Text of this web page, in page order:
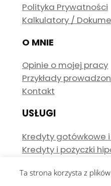
Polityka Prywatności
Kalkulatory /
O MNIE
Opinie o mojej pracy
Przykłady
Kontakt
USŁUGI
Kredyty gotówkowe
Kredyty i pożyczki
Ta strona korzysta z